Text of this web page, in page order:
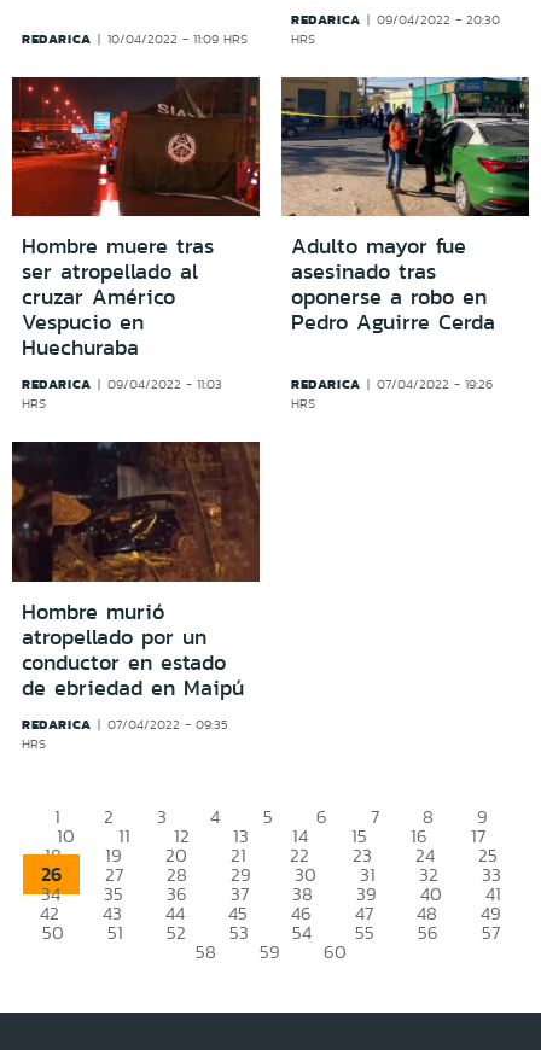
REDARICA 10/04/2022 - 11:09 HRS
REDARICA
09/04/2022 - 20:30
HRS
Hombre muere tras
ser atropellado al
cruzar Américo
Vespucio en
Huechuraba
REDARICA
09/04/2022 - 11:03
HRS
Adulto mayor fue
asesinado tras
oponerse a robo en
Pedro Aguirre Cerda
REDARICA
07/04/2022 - 19:26
HRS
Hombre murió
atropellado por un
conductor en estado
de ebriedad en Maipú
REDARICA
07/04/2022 - 09:35
HRS
1 2 3 4 5 6 7 8 9
10 11 12 13 14 15 16 17
18 19 20 21 22 23 24 25
26 27 28 29 30 31 32 33
34 35 36 37 38 39 40 41
42 43 44 45 46 47 48 49
50 51 52 53 54 55 56 57
58 59 60